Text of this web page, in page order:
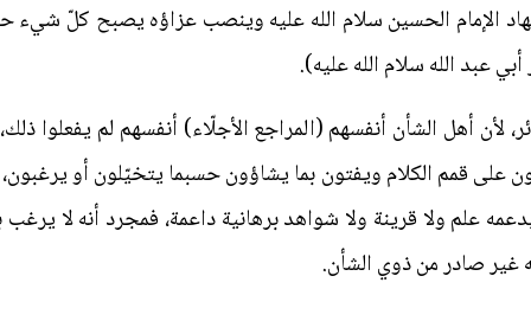
الإمام الحسين سلام الله عليه وينصب عزاؤه يصبح كلّ شيء
عبد الله سلام الله عليه).
لأن أهل الشأن أنفسهم (المراجع الأجلّاء) أنفسهم لم يفعلوا
على قمم الكلام ويفتون بما يشاؤون حسبما يتخيّلون أو
علم ولا قرينة ولا شواهد برهانية داعمة، فمجرد أنه لا
غير صادر من ذوي الشأن.